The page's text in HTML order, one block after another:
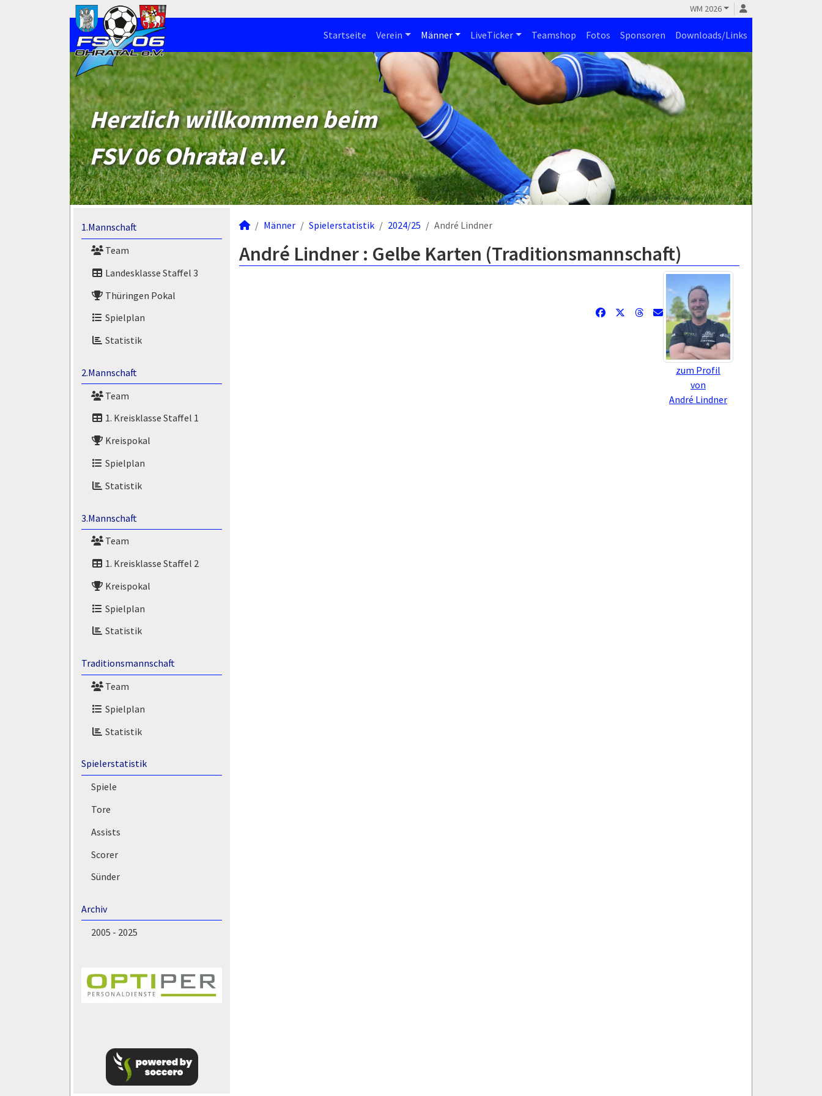
WM 2026
Startseite Verein Männer LiveTicker Teamshop Fotos Sponsoren Downloads/Links
Herzlich willkommen beim
FSV 06 Ohratal e.V.
1.Mannschaft
Team
Landesklasse Staffel 3
Thüringen Pokal
Spielplan
Statistik
2.Mannschaft
Team
1. Kreisklasse Staffel 1
Kreispokal
Spielplan
Statistik
3.Mannschaft
Team
1. Kreisklasse Staffel 2
Kreispokal
Spielplan
Statistik
Traditionsmannschaft
Team
Spielplan
Statistik
Spielerstatistik
Spiele
Tore
Assists
Scorer
Sünder
Archiv
2005 - 2025
Männer Spielerstatistik 2024/25 André Lindner
André Lindner : Gelbe Karten (Traditionsmannschaft)
zum Profil
von
André Lindner